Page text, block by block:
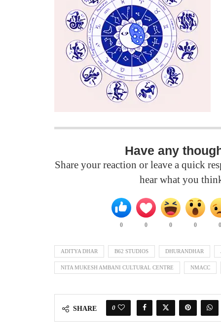
Have any
Share your reaction or leave a quick
hear what you
0 0 0 0
ADITYA DHAR B62 STUDIOS DHURANDHAR
NITA MUKESH AMBANI CULTURAL CENTRE NMACC
SHARE 0